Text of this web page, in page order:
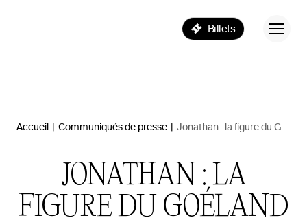
Billets
Accueil | Communiqués de presse | Jonathan : la figure du Goéland
JONATHAN : LA
FIGURE DU GOÉLAND